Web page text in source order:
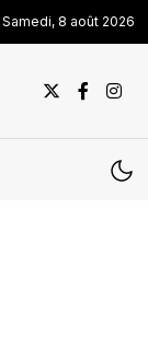
Samedi, 8 août 2026